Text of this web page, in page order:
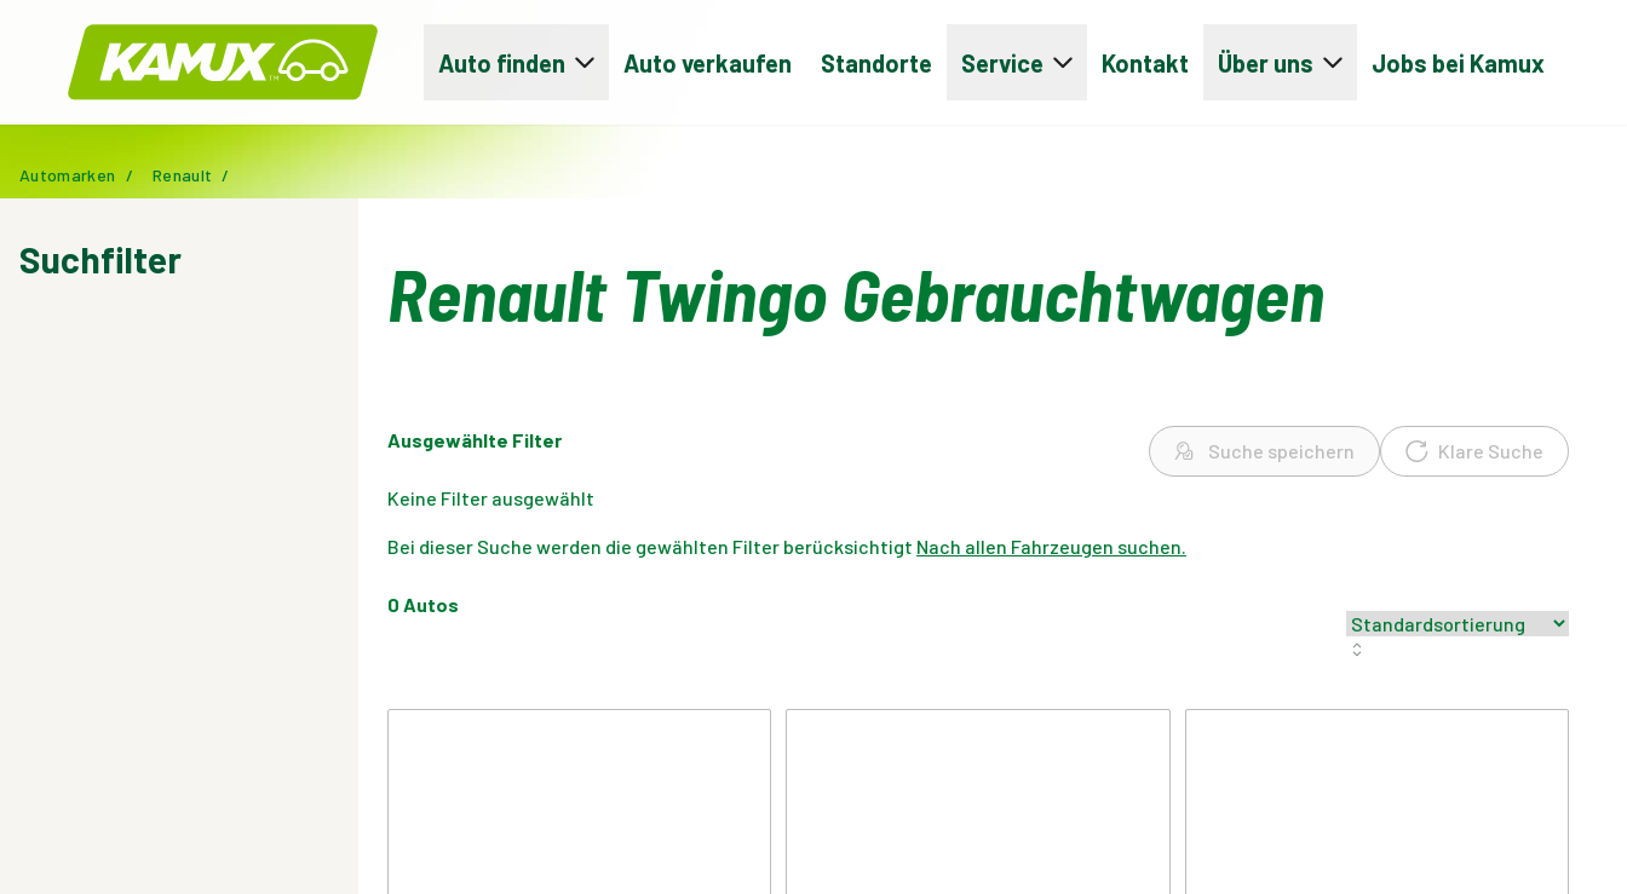
Kamux
Auto finden Auto verkaufen Standorte Service Kontakt Über uns Jobs bei Kamux
Automarken / Renault /
Suchfilter Renault Twingo Gebrauchtwagen
Ausgewählte Filter
Keine Filter ausgewählt
Suche speichern Klare Suche
Bei dieser Suche werden die gewählten Filter berücksichtigt Nach allen Fahrzeugen suchen.
0 Autos